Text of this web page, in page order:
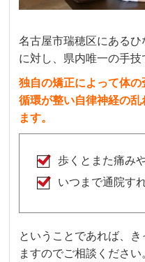
名古屋市瑞穂区にある
に対し、県内唯一の手技
独自の矯正によって体
循環が整い自律神経の
ます。
歩くとまた痛み
いつまで通院す
ということであれば、
ますのでご相談ください